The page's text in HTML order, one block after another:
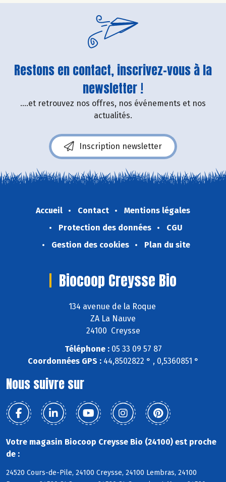
Restons en contact, inscrivez-vous à la
newsletter !
....et retrouvez nos offres, nos événements et nos
actualités.
Inscription newsletter
Accueil Contact
Mentions légales
Protection des données
CGU
Gestion des cookies
Plan du site
Biocoop Creysse Bio
134 avenue de la Roque
ZA La Nauve
24100 Creysse
Téléphone :05 33 09 57 87
Coordonnées GPS :44,8502822 ° , 0,5360851 °
Nous suivre sur
Votre magasin Biocoop Creysse Bio (24100) est proche
de :
24520 Cours-de-Pile, 24100 Creysse, 24100 Lembras, 24100